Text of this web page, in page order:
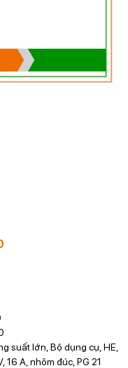
suất lớn, Bộ dụng cụ, HE,
A, nhôm đúc, PG 21